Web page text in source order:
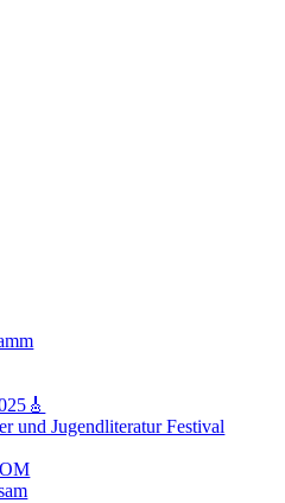
und Jugendliteratur Festival